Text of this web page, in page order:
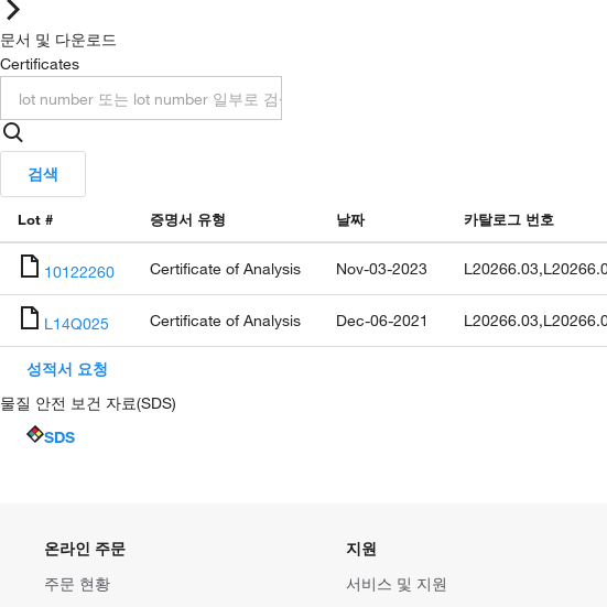
문서 및 다운로드
Certificates
검색
Lot # 증명서 유형 날짜 카탈로그 번호
10122260 Certificate of Analysis Nov-03-2023 L20266.03,
L14Q025 Certificate of Analysis Dec-06-2021 L20266.03,
성적서 요청
물질 안전 보건 자료(SDS)
SDS
온라인 주문
주문 현황
지원
서비스 및 지원